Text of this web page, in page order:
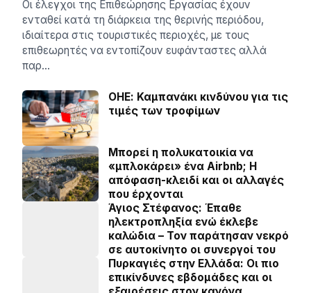
Οι έλεγχοι της Επιθεώρησης Εργασίας έχουν
ενταθεί κατά τη διάρκεια της θερινής περιόδου,
ιδιαίτερα στις τουριστικές περιοχές, με τους
επιθεωρητές να εντοπίζουν ευφάνταστες αλλά
παρ…
ΟΗΕ: Καμπανάκι κινδύνου για τις
τιμές των τροφίμων
Μπορεί η πολυκατοικία να
«μπλοκάρει» ένα Airbnb; Η
απόφαση-κλειδί και οι αλλαγές
που έρχονται
Άγιος Στέφανος: Έπαθε
ηλεκτροπληξία ενώ έκλεβε
καλώδια – Τον παράτησαν νεκρό
σε αυτοκίνητο οι συνεργοί του
Πυρκαγιές στην Ελλάδα: Οι πιο
επικίνδυνες εβδομάδες και οι